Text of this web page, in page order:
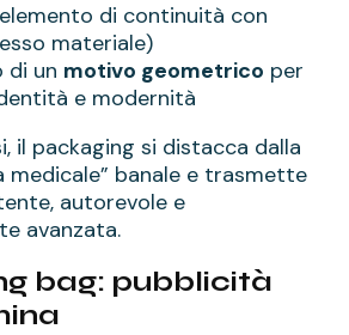
di continuità con
materiale)
di un motivo geometrico per
e modernità
il packaging si distacca dalla
medicale” banale e trasmette
autorevole e
avanzata.
bag: pubblicità